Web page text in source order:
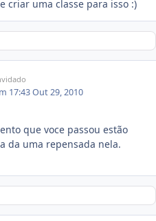
criar uma classe para isso :)
17:43Out 29, 2010
que voce passou estão
da uma repensada nela.